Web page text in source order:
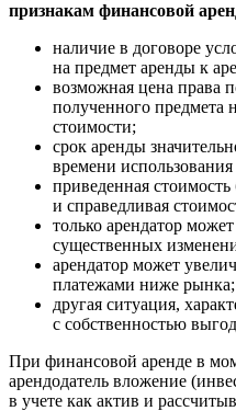
признакам финансовой
наличие в договоре
на предмет аренды к
возможная цена права
полученного предмета
стоимости;
срок аренды
времени
приведенная
и справедливая
только арендатор
существенных
арендатор может
платежами ниже рынка;
другая ситуация,
с собственностью
При финансовой аренде в
арендодатель вложение
в учете как актив и